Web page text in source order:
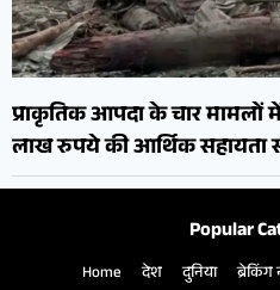
प्राकृतिक आपदा के चार मामलों
लाख रुपये की आर्थिक सहायता
Popular
Home देश दुनिया ब्रेकिंग